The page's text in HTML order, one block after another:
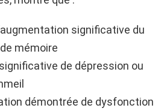
significative du
mémoire
de dépression ou
démontrée de dysfonction